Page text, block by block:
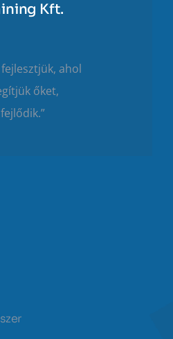
Kft.
ahol
őket,